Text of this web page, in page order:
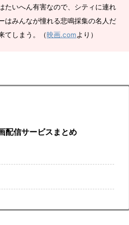
たいへん有害なので、シティに連れ
はみんなが憧れる悲鳴採集の名人だ
てしまう。（映画.comより）
配信サービスまとめ